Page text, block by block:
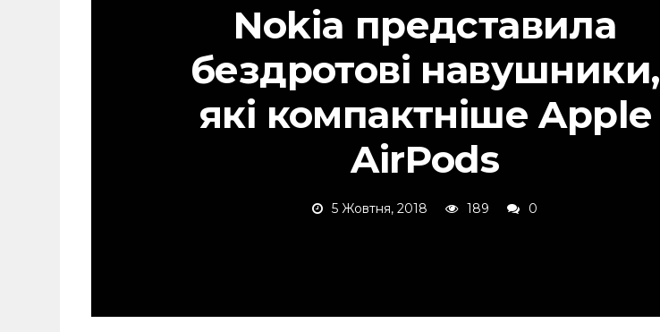
Nokia представила
бездротові навушники,
які компактніше Apple
AirPods
5 Жовтня, 2018 189 0